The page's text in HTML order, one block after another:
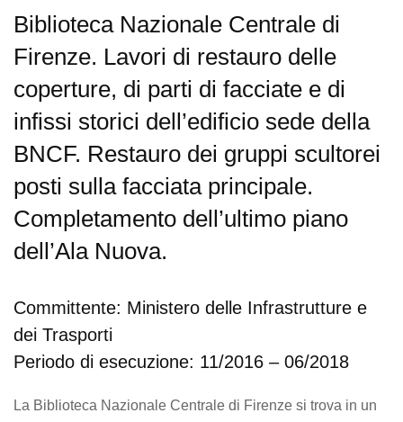
Biblioteca Nazionale Centrale di
Firenze. Lavori di restauro delle
coperture, di parti di facciate e di
infissi storici dell’edificio sede della
BNCF. Restauro dei gruppi scultorei
posti sulla facciata principale.
Completamento dell’ultimo piano
dell’Ala Nuova.
Committente: Ministero delle Infrastrutture e
dei Trasporti
Periodo di esecuzione: 11/2016 – 06/2018
La Biblioteca Nazionale Centrale di Firenze si trova in un